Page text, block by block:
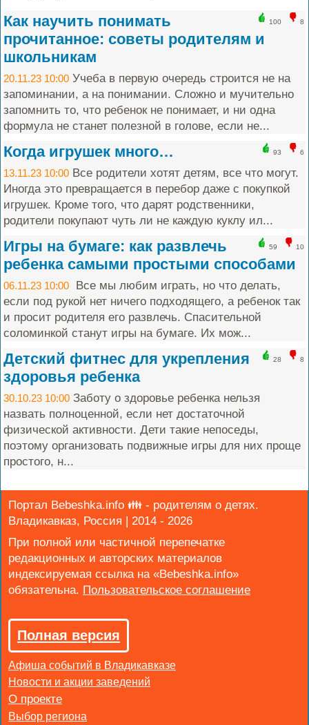
100 8
Как научить понимать
прочитанное: советы родителям и
школьникам
20.11.23 10:00 Учеба в первую очередь строится не на
запоминании, а на понимании. Сложно и мучительно
запомнить то, что ребенок не понимает, и ни одна
формула не станет полезной в голове, если не...
93 6
Когда игрушек много…
13.11.23 10:00 Все родители хотят детям, все что могут.
Иногда это превращается в перебор даже с покупкой
игрушек. Кроме того, что дарят родственники,
родители покупают чуть ли не каждую куклу ил...
59 10
Игры на бумаге: как развлечь
ребенка самыми простыми способами
06.11.23 10:00 Все мы любим играть, но что делать,
если под рукой нет ничего подходящего, а ребенок так
и просит родителя его развлечь. Спасительной
соломинкой станут игры на бумаге. Их мож...
28 8
Детский фитнес для укрепления
здоровья ребенка
30.10.23 10:00 Заботу о здоровье ребенка нельзя
назвать полноценной, если нет достаточной
физической активности. Дети такие непоседы,
поэтому организовать подвижные игры для них проще
простого, н...
Портал Bebeshka.info 👪 - родителям о детях.
Владикавказ, Россия | 2014 - 2026
При полной или частичной перепечатке
редакционных и авторских материалов
индексируемая ссылка на «Bebeshka.info»
обязательна.
Полная версия
Афиша событий в Владикавказе
Новости и акции заведений
Выбор региона